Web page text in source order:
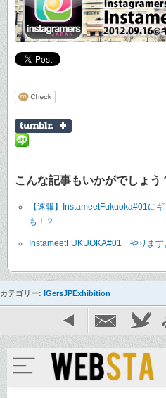
こんな記事もいかがでしょう
【速報】InstameetFukuoka#01に
も！？
InstameetFUKUOKA#01 やります
カテゴリー: IGersJPExhibition